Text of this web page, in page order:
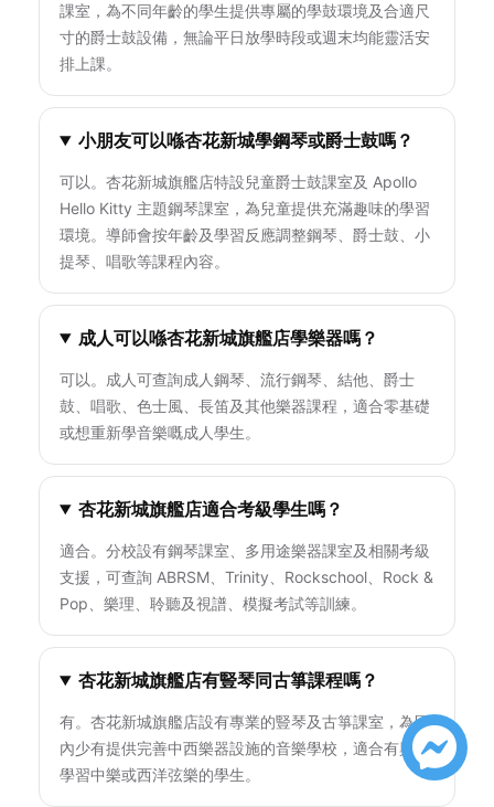
課室，為不同年齡的學生提供專屬的學鼓環境及合適尺
寸的爵士鼓設備，無論平日放學時段或週末均能靈活安
排上課。
小朋友可以喺杏花新城學鋼琴或爵士鼓嗎？
可以。杏花新城旗艦店特設兒童爵士鼓課室及 Apollo
Hello Kitty 主題鋼琴課室，為兒童提供充滿趣味的學習
環境。導師會按年齡及學習反應調整鋼琴、爵士鼓、小
提琴、唱歌等課程內容。
成人可以喺杏花新城旗艦店學樂器嗎？
可以。成人可查詢成人鋼琴、流行鋼琴、結他、爵士
鼓、唱歌、色士風、長笛及其他樂器課程，適合零基礎
或想重新學音樂嘅成人學生。
杏花新城旗艦店適合考級學生嗎？
適合。分校設有鋼琴課室、多用途樂器課室及相關考級
支援，可查詢 ABRSM、Trinity、Rockschool、Rock &
Pop、樂理、聆聽及視譜、模擬考試等訓練。
杏花新城旗艦店有豎琴同古箏課程嗎？
有。杏花新城旗艦店設有專業的豎琴及古箏課室，為區
內少有提供完善中西樂器設施的音樂學校，適合有興趣
學習中樂或西洋弦樂的學生。